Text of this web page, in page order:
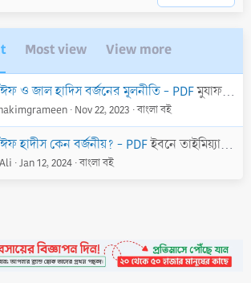
t
e
v
o
t
e
Most view View more
ও জাল হাদিস বর্জনের মূলনীতি - PDFমুযাফফর বিন মুহসিন
Nov 22, 2023 বাংলা বই
হাদীস কেন বর্জনীয়? - PDFইবনে তাইমিয়্যাহ (রহ.) সহ আরো অন্যান্য আলিম-উলামা
Jan 12, 2024 বাংলা বই